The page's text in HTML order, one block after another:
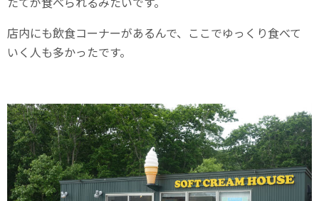
店内にも飲食コーナーがあるんで、ここでゆっくり食べて
いく人も多かったです。